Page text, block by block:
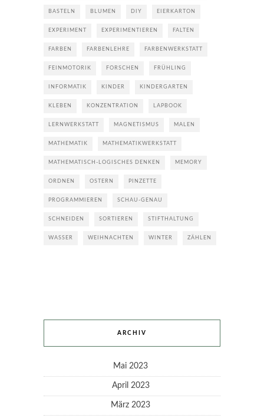
BASTELN BLUMEN DIY EIERKARTON
EXPERIMENT EXPERIMENTIEREN FALTEN
FARBEN FARBENLEHRE FARBENWERKSTATT
FEINMOTORIK FORSCHEN FRÜHLING
INFORMATIK KINDER KINDERGARTEN
KLEBEN KONZENTRATION LAPBOOK
LERNWERKSTATT MAGNETISMUS MALEN
MATHEMATIK MATHEMATIKWERKSTATT
MATHEMATISCH-LOGISCHES DENKEN MEMORY
ORDNEN OSTERN PINZETTE
PROGRAMMIEREN SCHAU-GENAU
SCHNEIDEN SORTIEREN STIFTHALTUNG
WASSER WEIHNACHTEN WINTER ZÄHLEN
ARCHIV
Mai 2023
April 2023
März 2023